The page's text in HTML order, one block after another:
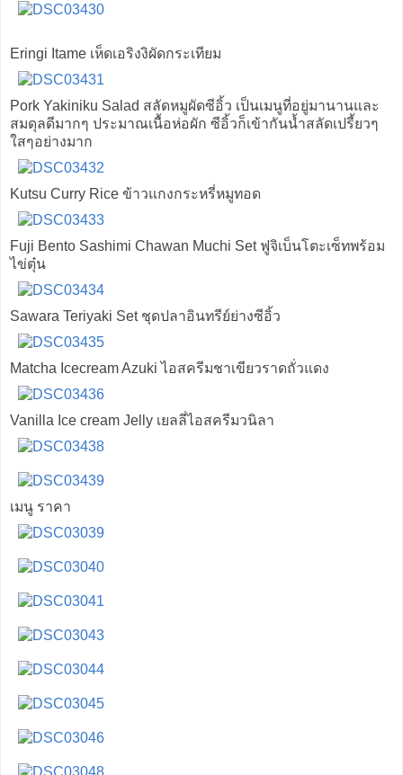
Eringi Itame เห็ดเอริงงิผัดกระเทียม
Pork Yakiniku Salad สลัดหมูผัดซีอิ้ว เป็นเมนูที่อยู่มานานและ
สมดุลดีมากๆ ประมาณเนื้อห่อผัก ซีอิ้วก็เข้ากันน้ำสลัดเปรี้ยวๆ
ใสๆอย่างมาก
Kutsu Curry Rice ข้าวแกงกระหรี่หมูทอด
Fuji Bento Sashimi Chawan Muchi Set ฟูจิเบ็นโตะเซ็ทพร้อม
ไข่ตุ๋น
Sawara Teriyaki Set ชุดปลาอินทรีย์ย่างซีอิ้ว
Matcha Icecream Azuki ไอสครีมชาเขียวราดถั่วแดง
Vanilla Ice cream Jelly เยลลี่ไอสครีมวนิลา
เมนู ราคา